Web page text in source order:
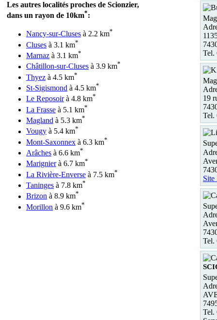
Les autres localités proches de Scionzier,
dans un rayon de 10km*:
Nancy-sur-Cluses à 2.2 km*
Cluses à 3.1 km*
Marnaz à 3.1 km*
Châtillon-sur-Cluses à 3.9 km*
Thyez à 4.5 km*
St-Sigismond à 4.5 km*
Le Reposoirà 4.8 km*
La Frasse à 5.1 km*
Magland à 5.3 km*
Vougy à 5.4 km*
Mont-Saxonnex à 6.3 km*
Arâches à 6.6 km*
Marignierà 6.7 km*
La Rivière-Enverse à 7.5 km*
Taninges à 7.8 km*
Brizon à 8.9 km*
Morillon à 9.6 km*
Tel.
19
Tel.
Site
Tel.
Tel.